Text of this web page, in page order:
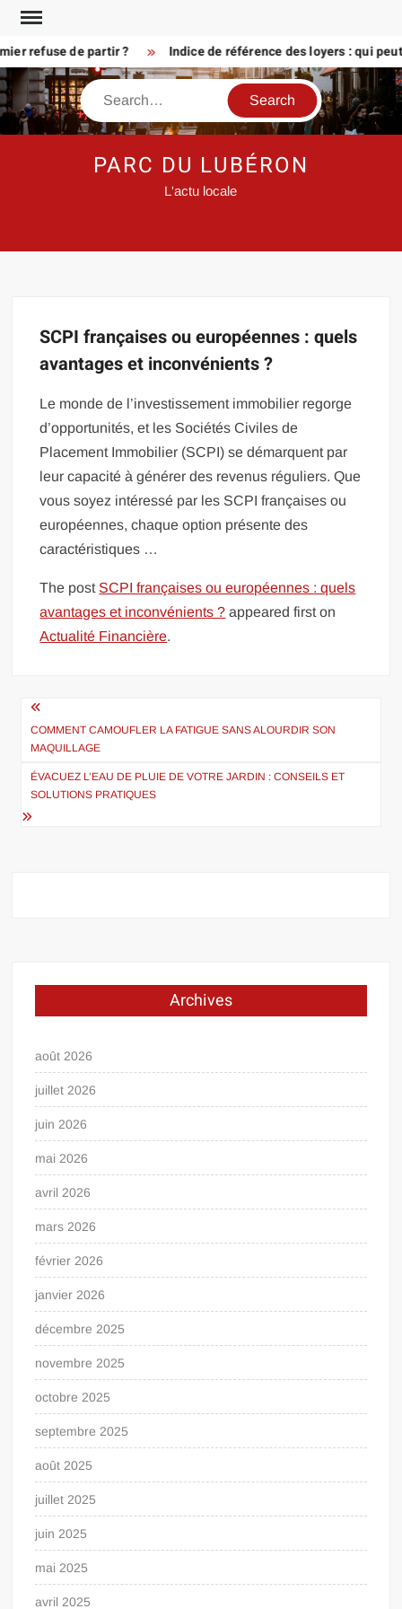
Skip
contentrefuse de partir ? Indice de référence des loyers : qui
Search
PARC DU LUBÉRON
L'actu locale
SCPI françaises ou européennes : quels
avantages et inconvénients ?
Le monde de l’investissement immobilier regorge
d’opportunités, et les Sociétés Civiles de
Placement Immobilier (SCPI) se démarquent par
leur capacité à générer des revenus réguliers. Que
vous soyez intéressé par les SCPI françaises ou
européennes, chaque option présente des
caractéristiques …
The post SCPI françaises ou européennes : quels
avantages et inconvénients ? appeared first on
Actualité Financière.
Navigation
de
l’article
COMMENT CAMOUFLER LA FATIGUE SANS ALOURDIR SON
MAQUILLAGE
ÉVACUEZ L’EAU DE PLUIE DE VOTRE JARDIN : CONSEILS ET
SOLUTIONS PRATIQUES
Archives
août 2026
juillet 2026
juin 2026
mai 2026
avril 2026
mars 2026
février 2026
janvier 2026
décembre 2025
novembre 2025
octobre 2025
septembre 2025
août 2025
juillet 2025
juin 2025
mai 2025
avril 2025